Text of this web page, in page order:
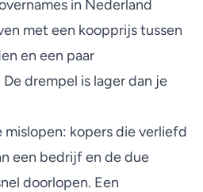
in Nederland
met een koopprijs tussen
en een paar
drempel is lager dan je
mislopen: kopers die verliefd
een bedrijf en dedue
doorlopen. Een